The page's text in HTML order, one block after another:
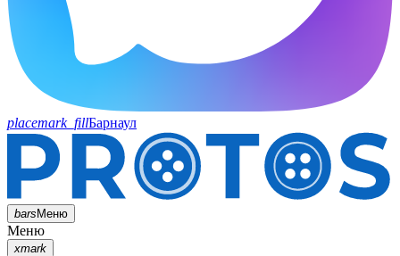
placemark_fillБарнаул
barsМеню
Меню
xmark